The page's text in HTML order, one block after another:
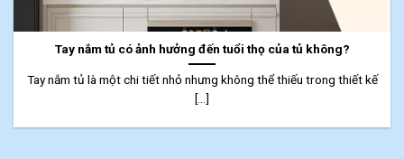
Tay nắm tủ có ảnh hưởng đến tuổi thọ của tủ không?
Tay nắm tủ là một chi tiết nhỏ nhưng không thể thiếu trong thiết kế
[...]